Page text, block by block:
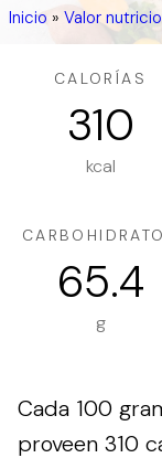
Inicio » Valor
CALORÍAS
310
kcal
65.4
g
Cada 100
proveen 310